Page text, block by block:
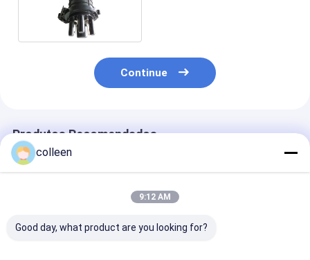
Continue
Produtos Recomendados
colleen
9:12 AM
Good day, what product are you looking for?